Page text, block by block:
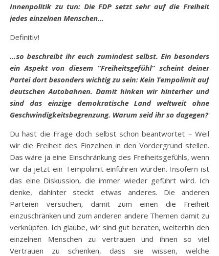
Innenpolitik zu tun: Die FDP setzt sehr auf die Freiheit
jedes einzelnen Menschen…
Definitiv!
…so beschreibt ihr euch zumindest selbst. Ein besonders
ein Aspekt von diesem “Freiheitsgefühl” scheint deiner
Partei dort besonders wichtig zu sein: Kein Tempolimit auf
deutschen Autobahnen. Damit hinken wir hinterher und
sind das einzige demokratische Land weltweit ohne
Geschwindigkeitsbegrenzung. Warum seid ihr so dagegen?
Du hast die Frage doch selbst schon beantwortet – Weil
wir die Freiheit des Einzelnen in den Vordergrund stellen.
Das wäre ja eine Einschränkung des Freiheitsgefühls, wenn
wir da jetzt ein Tempolimit einführen würden. Insofern ist
das eine Diskussion, die immer wieder geführt wird. Ich
denke, dahinter steckt etwas anderes. Die anderen
Parteien versuchen, damit zum einen die Freiheit
einzuschränken und zum anderen andere Themen damit zu
verknüpfen. Ich glaube, wir sind gut beraten, weiterhin den
einzelnen Menschen zu vertrauen und ihnen so viel
Vertrauen zu schenken, dass sie wissen, welche